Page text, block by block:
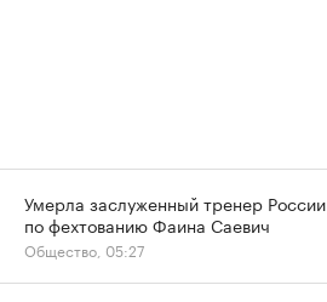
Умерла заслуженный тренер России
по фехтованию Фаина Саевич
Общество, 05:27